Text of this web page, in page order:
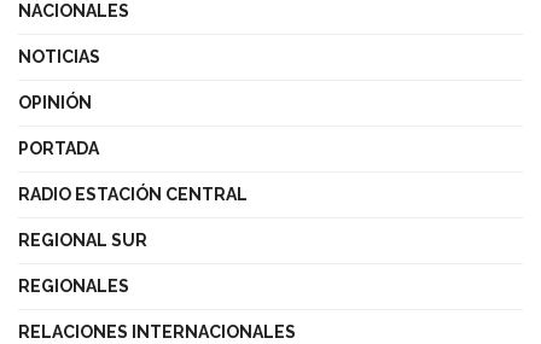
NACIONALES
NOTICIAS
OPINIÓN
PORTADA
RADIO ESTACIÓN CENTRAL
REGIONAL SUR
REGIONALES
RELACIONES INTERNACIONALES